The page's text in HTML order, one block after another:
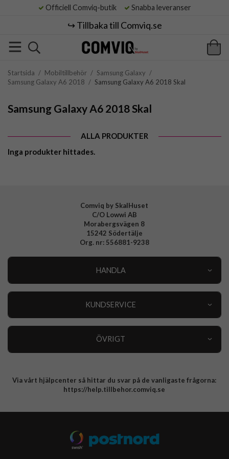
Officiell Comviq-butik Snabba leveranser
↪️ Tillbaka till Comviq.se
Startsida / Mobiltillbehör / Samsung Galaxy /
Samsung Galaxy A6 2018 / Samsung Galaxy A6 2018 Skal
Samsung Galaxy A6 2018 Skal
ALLA PRODUKTER
Inga produkter hittades.
Comviq by SkalHuset
C/O Lowwi AB
Morabergsvägen 8
15242 Södertälje
Org. nr: 556881-9238
HANDLA
KUNDSERVICE
ÖVRIGT
Integritetspolicy
Via vårt hjälpcenter så hittar du svar på de vanligaste frågorna:
https://help.tillbehor.comviq.se